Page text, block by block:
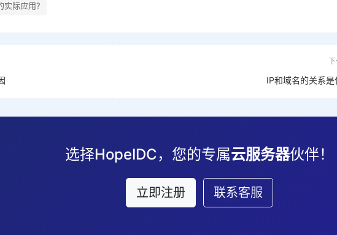
实际应用?
IP和域名的关系是
选择HopeIDC，您的专属云服务器伙伴！
立即注册 联系客服